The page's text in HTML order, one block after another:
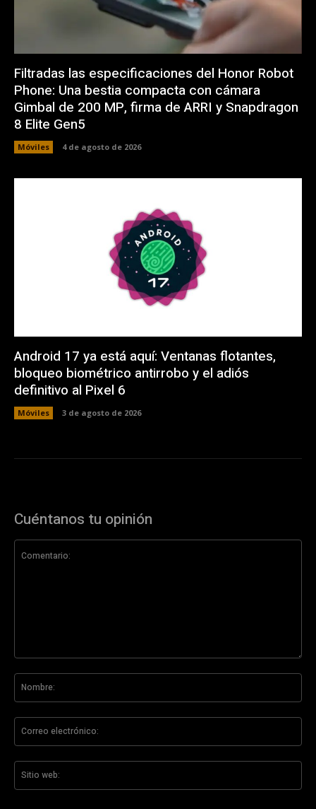
Filtradas las especificaciones del Honor Robot
Phone: Una bestia compacta con cámara
Gimbal de 200 MP, firma de ARRI y Snapdragon
8 Elite Gen5
Móviles 4 de agosto de 2026
Android 17 ya está aquí: Ventanas flotantes,
bloqueo biométrico antirrobo y el adiós
definitivo al Pixel 6
Móviles 3 de agosto de 2026
Cuéntanos tu opinión